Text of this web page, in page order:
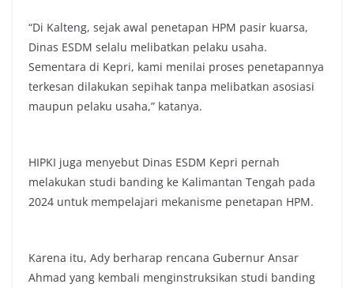
“Di Kalteng, sejak awal penetapan HPM pasir kuarsa,
Dinas ESDM selalu melibatkan pelaku usaha.
Sementara di Kepri, kami menilai proses penetapannya
terkesan dilakukan sepihak tanpa melibatkan asosiasi
maupun pelaku usaha,” katanya.
HIPKI juga menyebut Dinas ESDM Kepri pernah
melakukan studi banding ke Kalimantan Tengah pada
2024 untuk mempelajari mekanisme penetapan HPM.
Karena itu, Ady berharap rencana Gubernur Ansar
Ahmad yang kembali menginstruksikan studi banding